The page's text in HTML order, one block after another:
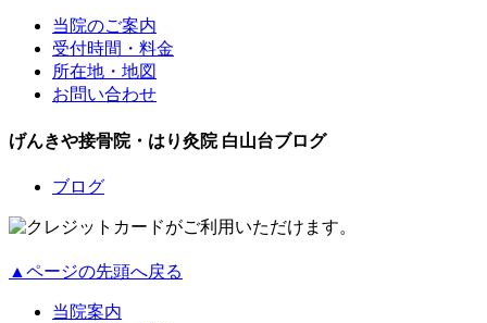
当院のご案内
受付時間・料金
所在地・地図
お問い合わせ
げんきや接骨院・はり灸院 白山台ブログ
ブログ
▲ページの先頭へ戻る
当院案内